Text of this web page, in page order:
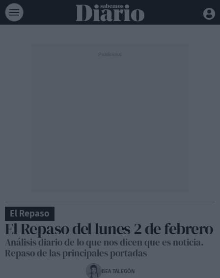
El Repaso
El Repaso del lunes 2 de febrero
Análisis diario de lo que nos dicen que es noticia.
Repaso de las principales portadas
BEA TALEGÓN